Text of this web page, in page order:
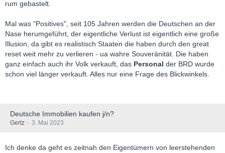
rum gebastelt.
Mal was "Positives", seit 105 Jahren werden die Deutschen an der
Nase herumgeführt, der eigentliche Verlust ist eigentlich eine große
Illusion, da gibt es realistisch Staaten die haben durch den great
reset weit mehr zu verlieren - ua wahre Souveränität. Die haben
ganz einfach auch ihr Volk verkauft, das Personal der BRD wurde
schon viel länger verkauft. Alles nur eine Frage des Blickwinkels.
Deutsche Immobilien kaufen j/n?
Gertz 3. Mai 2023
Ich denke da geht es zeitnah den Eigentümern von leerstehenden